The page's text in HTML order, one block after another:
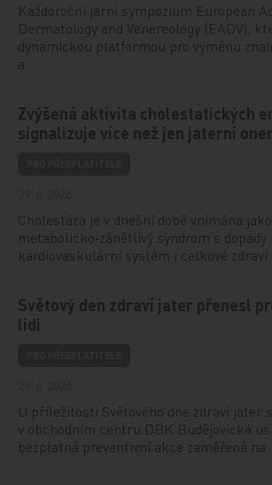
Každoroční jarní sympozium European
Dermatology and Venereology (EADV),
dynamickou platformou pro výměnu
a…
Zvýšená aktivita cholestatických
signalizuje více než jen jaterní
Cholestáza je v dnešní době vnímána
metabolicko‑zánětlivý syndrom s dopady
kardiovaskulární systém i celkové zdraví
Světový den zdraví jater přenesl
lidi
U příležitosti Světového dne zdraví jater
v obchodním centru DBK Budějovická
bezplatná preventivní akce zaměřená na…